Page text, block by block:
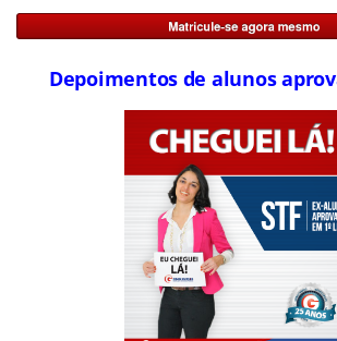
Depoimentos de alunos